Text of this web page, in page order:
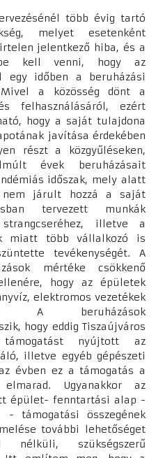
több évig tartó
melyet esetenként
jelentkező hiba, és a
kell venni, hogy az
egy időben a beruházási
a közösség dönt a
felhasználásáról, ezért
hogy a saját tulajdona
javítása érdekében
részt a közgyűléseken,
évek beruházásait
időszak, mely alatt
járult hozzá a saját
tervezett munkák
illetve a
miatt több vállalkozó is
tevékenységét. A
mértéke csökkenő
hogy az épületek
elektromos vezetékek
A beruházások
hogy eddig Tiszaújváros
támogatást nyújtott az
illetve egyéb gépészeti
évben ez a támogatás a
Ugyanakkor az
épület- fenntartási alap -
- támogatási összegének
további lehetőséget
szükségszerű